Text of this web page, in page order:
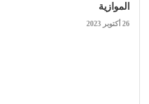
الموازية
26 أكتوبر 2023